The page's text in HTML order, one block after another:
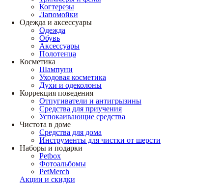
Когтерезы
Лапомойки
Одежда и аксессуары
Одежда
Обувь
Аксессуары
Полотенца
Косметика
Шампуни
Уходовая косметика
Духи и одеколоны
Коррекция поведения
Отпугиватели и антигрызины
Средства для приучения
Успокаивающие средства
Чистота в доме
Средства для дома
Инструменты для чистки от шерсти
Наборы и подарки
Petbox
Фотоальбомы
PetMerch
Акции и скидки